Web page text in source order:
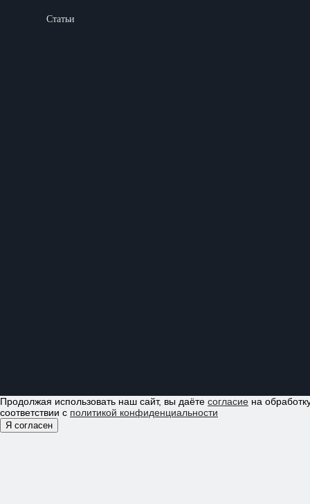
Статьи
Продолжая использовать наш сайт, вы даёте согласие на
соответствии с политикой конфиденциальности
Я согласен